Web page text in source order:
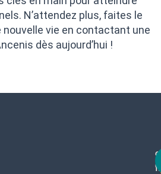
N’attendez plus, faites le
nouvelle vie en contactant une
dès aujourd’hui !